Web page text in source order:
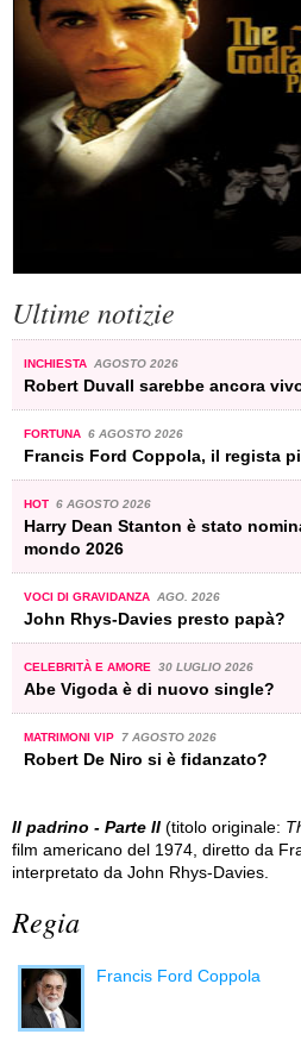
Ultime notizie
INCHIESTA AGOSTO 2026
Robert Duvall sarebbe ancora
FORTUNA 6 AGOSTO 2026
Francis Ford Coppola, il regista
HOT 6 AGOSTO 2026
Harry Dean Stanton è stato
mondo 2026
VOCI DI GRAVIDANZA AGO. 2026
John Rhys-Davies presto papà?
CELEBRITÀ E AMORE 30 LUGLIO 2026
Abe Vigoda è di nuovo single?
MATRIMONI VIP 7 AGOSTO 2026
Robert De Niro si è fidanzato?
Il padrino - Parte II (titolo originale:
film americano del 1974, diretto da
interpretato da John Rhys-Davies.
Regia
Francis Ford Coppola